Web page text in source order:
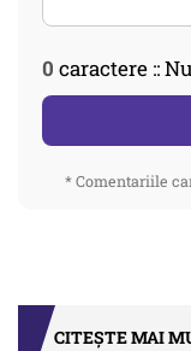
0 caractere ::
* Comentariile
CITEȘTE MAI